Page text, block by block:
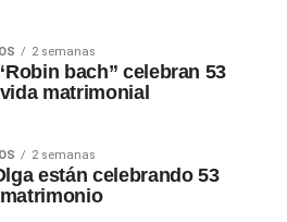
2 semanas
bach” celebran 53
matrimonial
2 semanas
están celebrando 53